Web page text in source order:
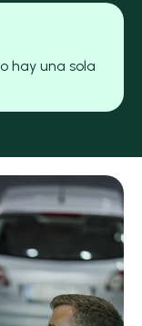
hay una sola